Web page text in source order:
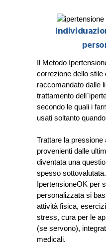
Il Metodo
correzione dello stile
raccomandato dalle
trattamento
secondo le quali i
usati soltanto
Trattare la pressione
provenienti dalle
diventata una
spesso
IpertensioneOK per
personalizzata si
attività fisica,
stress, cura per le
(se servono),
medicali.